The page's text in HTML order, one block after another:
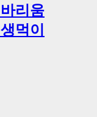
리움
먹이